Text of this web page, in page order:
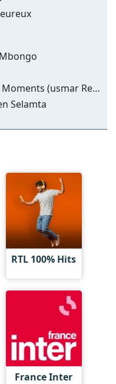
(usmar Remix)
Selamta
RTL 100% Hits
France Inter